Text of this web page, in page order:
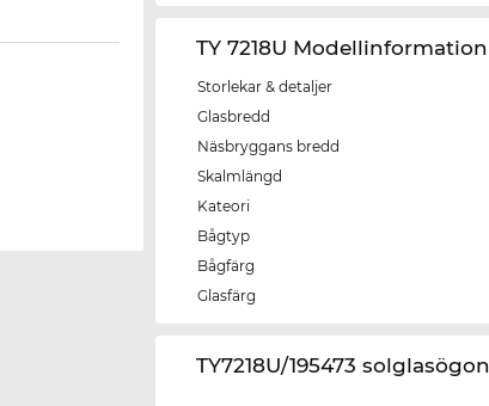
TY 7218U Modellinformation
Storlekar & detaljer
Glasbredd
Näsbryggans bredd
Skalmlängd
Kateori
Bågtyp
Bågfärg
Glasfärg
‌TY7218U/195473 solglasögon